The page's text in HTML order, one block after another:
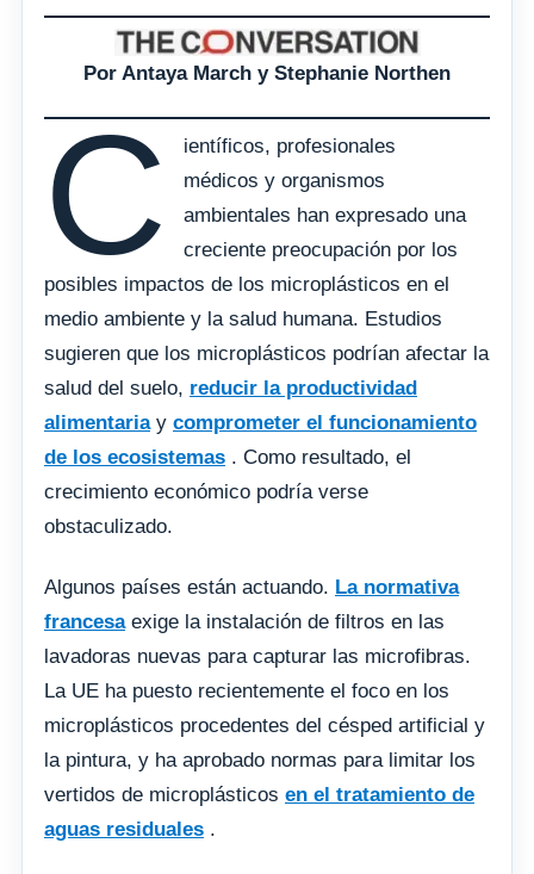
Por Antaya March y Stephanie Northen
C
ientíficos, profesionales
médicos y organismos
ambientales han expresado una
creciente preocupación por los
posibles impactos de los microplásticos en el
medio ambiente y la salud humana. Estudios
sugieren que los microplásticos podrían afectar la
salud del suelo, reducir la productividad
alimentariay comprometer el funcionamiento
de los ecosistemas . Como resultado, el
crecimiento económico podría verse
obstaculizado.
Algunos países están actuando. La normativa
francesaexige la instalación de filtros en las
lavadoras nuevas para capturar las microfibras.
La UE ha puesto recientemente el foco en los
microplásticos procedentes del césped artificial y
la pintura, y ha aprobado normas para limitar los
vertidos de microplásticos en el tratamiento de
aguas residuales .